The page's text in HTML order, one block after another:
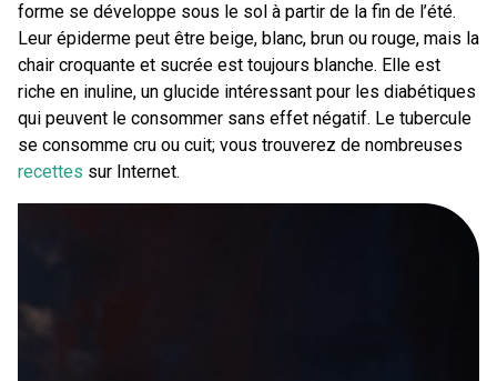
forme se développe sous le sol à partir de la fin de l’été.
Leur épiderme peut être beige, blanc, brun ou rouge, mais la
chair croquante et sucrée est toujours blanche. Elle est
riche en inuline, un glucide intéressant pour les diabétiques
qui peuvent le consommer sans effet négatif. Le tubercule
se consomme cru ou cuit; vous trouverez de nombreuses
recettes sur Internet.